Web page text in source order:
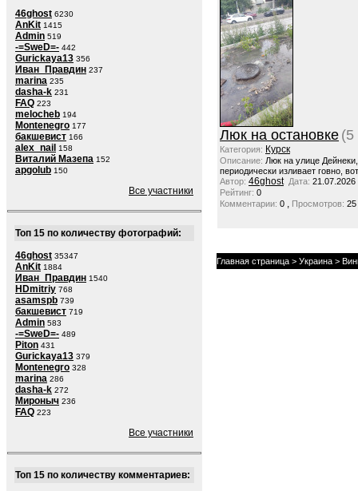
46ghost 6230
AnKit 1415
Admin 519
-=SweD=- 442
Gurickaya13 356
Иван_Правдин 237
marina 235
dasha-k 231
FAQ 223
melocheb 194
Montenegro 177
бакшевист 166
alex_nail 158
Виталий Мазепа 152
apgolub 150
Все участники
Топ 15 по количеству фотографий:
46ghost 35347
AnKit 1884
Иван_Правдин 1540
HDmitriy 768
asamspb 739
бакшевист 719
Admin 583
-=SweD=- 489
Piton 431
Gurickaya13 379
Montenegro 328
marina 286
dasha-k 272
Мироныч 236
FAQ 223
Все участники
Топ 15 по количеству комментариев:
Люк на остановке (5
Категория: Курск
Описание: Люк на улице
периодически изливает говно,
Автор: 46ghost Дата: 21.07.2026
Рейтинг: 0
Комментарии: 0 , Просмотров: 25
Главная страница > Украина >